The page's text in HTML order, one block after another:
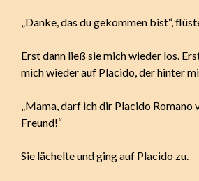
„Danke, das du gekommen bist“,
Erst dann ließ sie mich wieder los.
mich wieder auf Placido, der hinter
„Mama, darf ich dir Placido
Freund!“
Sie lächelte und ging auf Placido zu.